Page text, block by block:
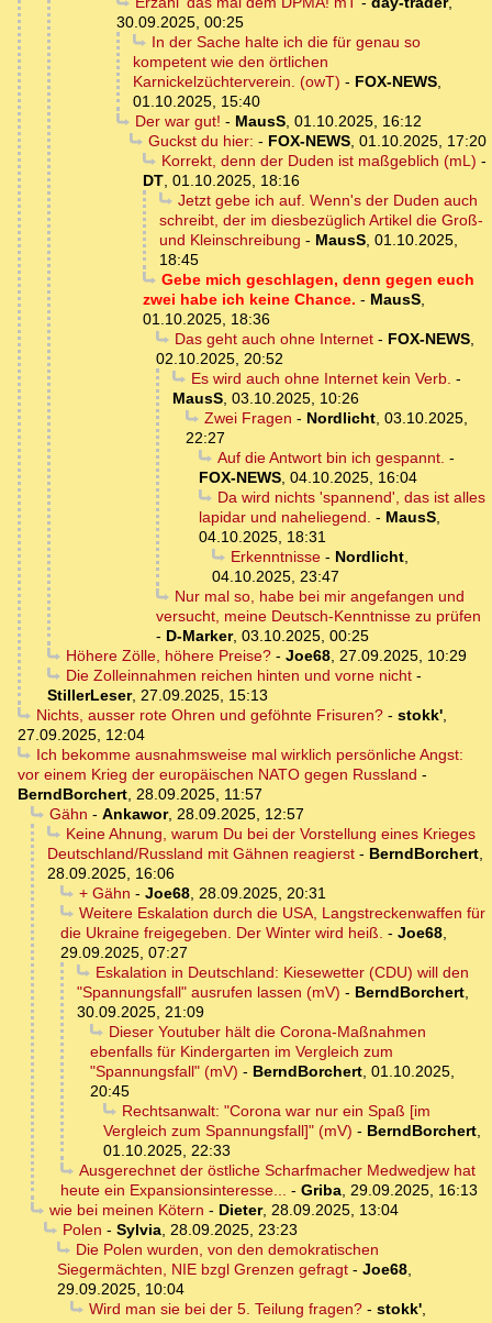
30.09.2025, 00:25
In der Sache halte ich die für genau so
kompetent wie den örtlichen
Karnickelzüchterverein. (owT) - FOX-NEWS,
01.10.2025, 15:40
Der war gut! - MausS, 01.10.2025, 16:12
Guckst du hier: - FOX-NEWS, 01.10.2025, 17:20
Korrekt, denn der Duden ist maßgeblich (mL) -
DT, 01.10.2025, 18:16
Jetzt gebe ich auf. Wenn's der Duden auch
schreibt, der im diesbezüglich Artikel die Groß-
und Kleinschreibung - MausS, 01.10.2025,
18:45
Gebe mich geschlagen, denn gegen euch
zwei habe ich keine Chance. - MausS,
01.10.2025, 18:36
Das geht auch ohne Internet- FOX-NEWS,
02.10.2025, 20:52
Es wird auch ohne Internet kein Verb. -
MausS, 03.10.2025, 10:26
Zwei Fragen - Nordlicht, 03.10.2025,
22:27
Auf die Antwort bin ich gespannt. -
FOX-NEWS, 04.10.2025, 16:04
Da wird nichts 'spannend', das ist alles
lapidar und naheliegend. - MausS,
04.10.2025, 18:31
Erkenntnisse- Nordlicht,
04.10.2025, 23:47
Nur mal so, habe bei mir angefangen und
versucht, meine Deutsch-Kenntnisse zu prüfen
- D-Marker, 03.10.2025, 00:25
Höhere Zölle, höhere Preise?- Joe68, 27.09.2025, 10:29
Die Zolleinnahmen reichen hinten und vorne nicht-
StillerLeser, 27.09.2025, 15:13
Nichts, ausser rote Ohren und geföhnte Frisuren?- stokk',
27.09.2025, 12:04
Ich bekomme ausnahmsweise mal wirklich persönliche Angst:
vor einem Krieg der europäischen NATO gegen Russland -
BerndBorchert, 28.09.2025, 11:57
Gähn - Ankawor, 28.09.2025, 12:57
Keine Ahnung, warum Du bei der Vorstellung eines Krieges
Deutschland/Russland mit Gähnen reagierst - BerndBorchert,
28.09.2025, 16:06
+ Gähn - Joe68, 28.09.2025, 20:31
Weitere Eskalation durch die USA, Langstreckenwaffen für
die Ukraine freigegeben. Der Winter wird heiß. - Joe68,
29.09.2025, 07:27
Eskalation in Deutschland: Kiesewetter (CDU) will den
"Spannungsfall" ausrufen lassen (mV) - BerndBorchert,
30.09.2025, 21:09
Dieser Youtuber hält die Corona-Maßnahmen
ebenfalls für Kindergarten im Vergleich zum
"Spannungsfall" (mV) - BerndBorchert, 01.10.2025,
20:45
Rechtsanwalt: "Corona war nur ein Spaß [im
Vergleich zum Spannungsfall]" (mV) - BerndBorchert,
01.10.2025, 22:33
Ausgerechnet der östliche Scharfmacher Medwedjew hat
heute ein Expansionsinteresse... - Griba, 29.09.2025, 16:13
wie bei meinen Kötern - Dieter, 28.09.2025, 13:04
Polen - Sylvia, 28.09.2025, 23:23
Die Polen wurden, von den demokratischen
Siegermächten, NIE bzgl Grenzen gefragt - Joe68,
29.09.2025, 10:04
Wird man sie bei der 5. Teilung fragen?- stokk',